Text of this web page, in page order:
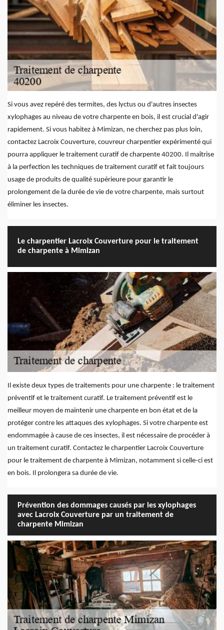
Si vous avez repéré des termites, des lyctus ou d'autres insectes
xylophages au niveau de votre charpente en bois, il est crucial d'agir
rapidement. Si vous habitez à Mimizan, ne cherchez pas plus loin,
contactez Lacroix Couverture, couvreur charpentier expérimenté qui
pourra appliquer le traitement curatif de charpente 40200. Il maîtrise
à la perfection les techniques de traitement curatif et fait toujours
usage de produits de qualité supérieure pour garantir le
prolongement de la durée de vie de votre charpente, mais surtout
éliminer les insectes.
Le charpentier Lacroix Couverture pour le traitement
de charpente à Mimizan
Il existe deux types de traitements pour une charpente : le traitement
préventif et le traitement curatif. Le traitement préventif est le
meilleur moyen de maintenir une charpente en bon état et de la
protéger contre les attaques des xylophages. Si votre charpente est
endommagée à cause de ces insectes, il est nécessaire de procéder à
un traitement curatif. Contactez le charpentier Lacroix Couverture
pour le traitement de charpente à Mimizan, notamment si celle-ci est
en bois. Il prolongera sa durée de vie.
Prévention des dommages causés par les xylophages
avec Lacroix Couverture par un traitement de
charpente Mimizan